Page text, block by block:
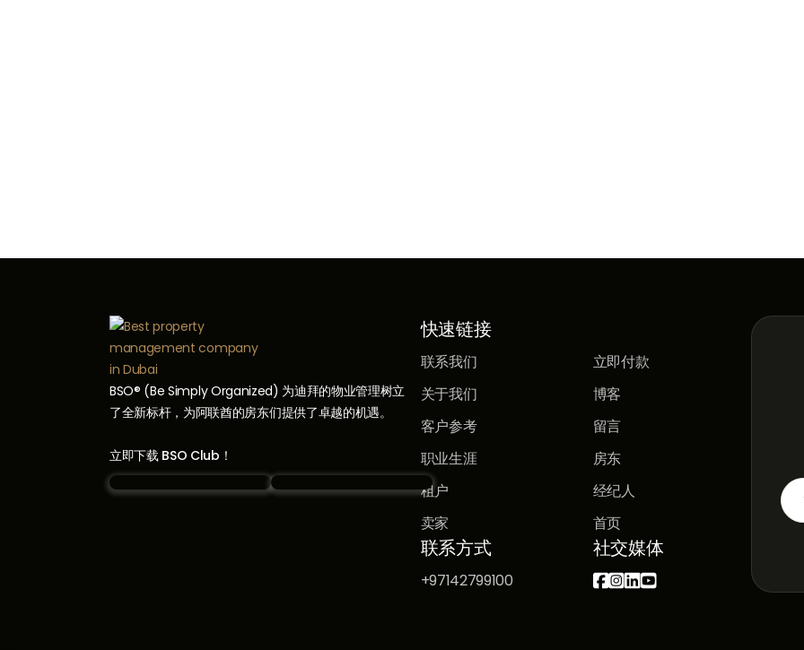
BSO® (Be Simply Organized) 为迪拜的物业管理树立
了全新标杆，为阿联酋的房东们提供了卓越的机遇。
立即下载 BSO Club！
快速链接
联系我们
立即付款
关于我们
博客
客户参考
留言
职业生涯
房东
租户
经纪人
卖家
首页
联系方式
+97142799100
社交媒体
